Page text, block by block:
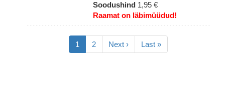
Soodushind 1,95 €
Raamat on läbimüüdud!
Pagination
Eesolev
leht
1 Lehekülg
2
Järgmine
leht
Next ›
Viimane
leht
Last »